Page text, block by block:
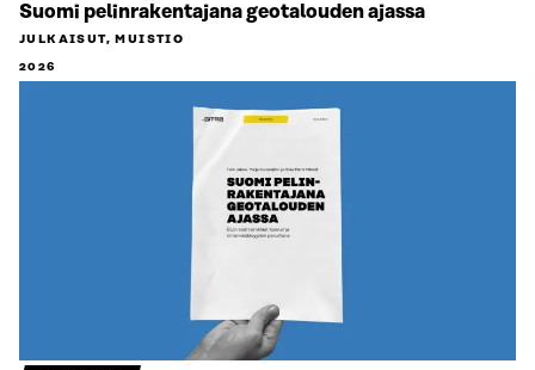
Suomi pelinrakentajana geotalouden ajassa
JULKAISUT, MUISTIO
2026